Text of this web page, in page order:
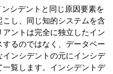
ンシデントと同じ原因要素を
し、同じ知的システムを含
ントは完全に独立したイン
るのではなく、データベー
ンシデントの元にインシデ
覧します。インシデントデ